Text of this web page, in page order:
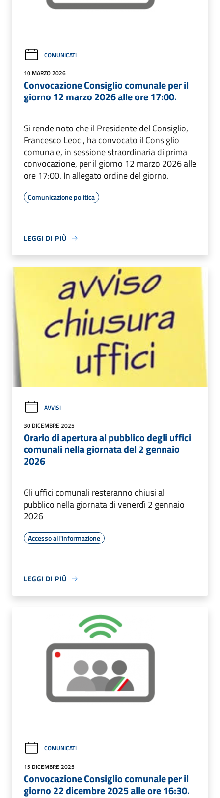
COMUNICATI
10 MARZO 2026
Convocazione Consiglio comunale per il
giorno 12 marzo 2026 alle ore 17:00.
Si rende noto che il Presidente del Consiglio,
Francesco Leoci, ha convocato il Consiglio
comunale, in sessione straordinaria di prima
convocazione, per il giorno 12 marzo 2026 alle
ore 17:00. In allegato ordine del giorno.
Comunicazione politica
LEGGI DI PIÙ
AVVISI
30 DICEMBRE 2025
Orario di apertura al pubblico degli uffici
comunali nella giornata del 2 gennaio
2026
Gli uffici comunali resteranno chiusi al
pubblico nella giornata di venerdì 2 gennaio
2026
Accesso all'informazione
LEGGI DI PIÙ
COMUNICATI
15 DICEMBRE 2025
Convocazione Consiglio comunale per il
giorno 22 dicembre 2025 alle ore 16:30.